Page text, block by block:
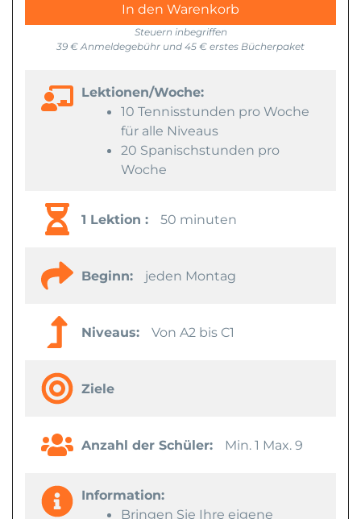
In den Warenkorb
Steuern inbegriffen
39 € Anmeldegebühr und 45 € erstes Bücherpaket
Lektionen/Woche:
10 Tennisstunden pro Woche
für alle Niveaus
20 Spanischstunden pro
Woche
1 Lektion : 50 minuten
Beginn: jeden Montag
Niveaus: Von A2 bis C1
Ziele
Anzahl der Schüler: Min. 1 Max. 9
Information:
Bringen Sie Ihre eigene